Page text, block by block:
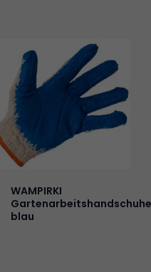
WAMPIRKI
Gartenarbeitshandschuhe
blau